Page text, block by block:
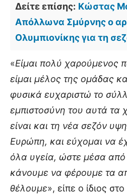
Δείτε επίσης: Κώστας
Απόλλωνα Σμύρνης ο
Ολυμπιονίκης για τη
«Είμαι πολύ χαρούμενος
είμαι μέλος της ομάδας
φυσικά ευχαριστώ το
εμπιστοσύνη του αυτά τα
είναι και τη νέα σεζόν
Ευρώπη, και εύχομαι να
όλα υγεία, ώστε μέσα
κάνουμε να φέρουμε τα
θέλουμε», είπε ο ίδιος